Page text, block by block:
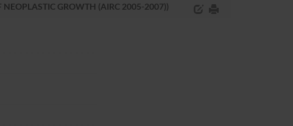
GROWTH (AIRC 2005-2007))